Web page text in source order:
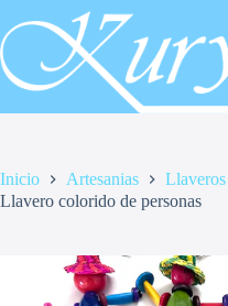
al
contenido
Inicio Artesanias
Llaveros
Llavero colorido de personas